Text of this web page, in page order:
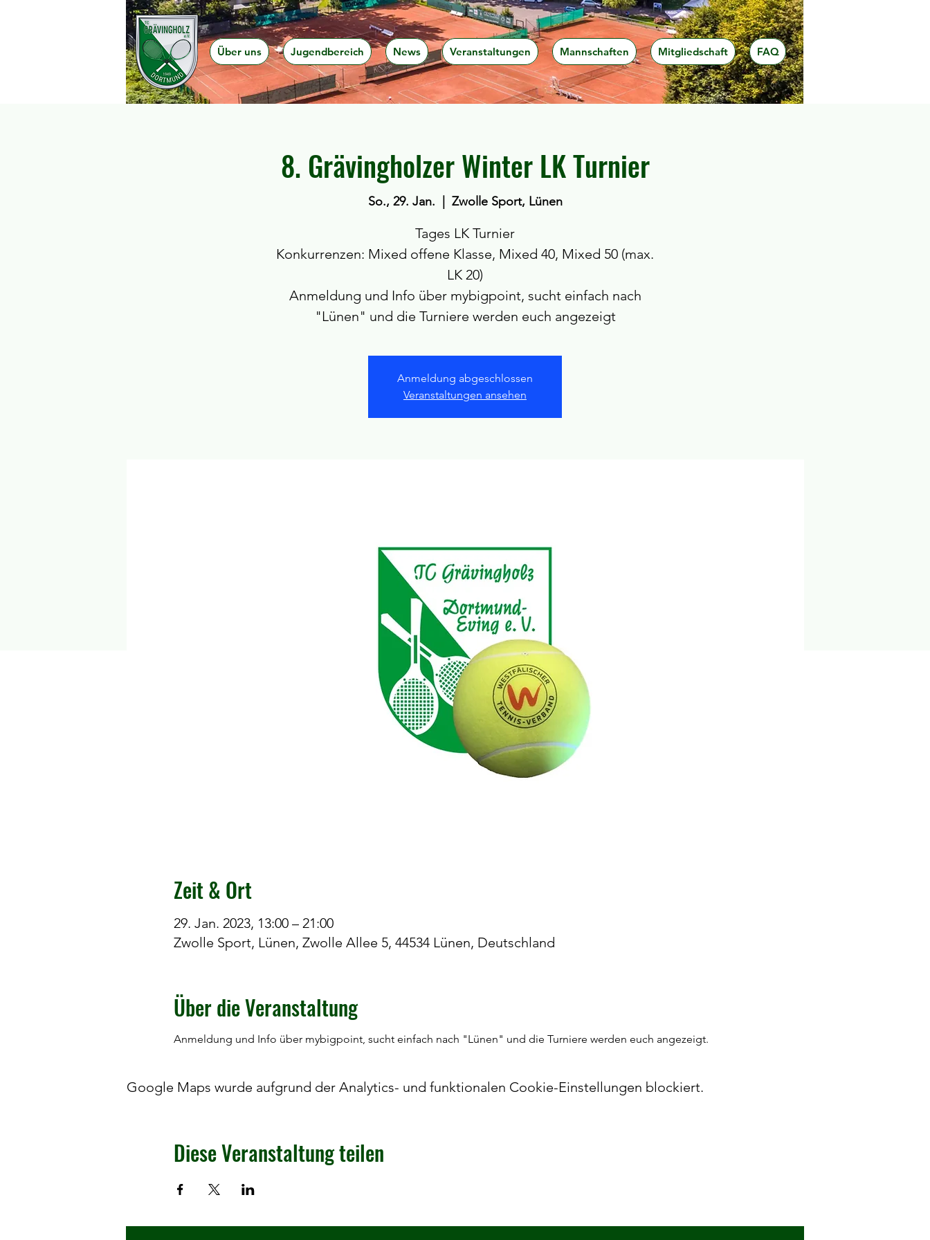
Über uns Jugendbereich News Veranstaltungen Mannschaften Mitgliedschaft FAQ
8. Grävingholzer Winter LK Turnier
So., 29. Jan. Zwolle Sport, Lünen
Tages LK Turnier
Konkurrenzen: Mixed offene Klasse, Mixed 40, Mixed 50 (max.
LK 20)
Anmeldung und Info über mybigpoint, sucht einfach nach
"Lünen" und die Turniere werden euch angezeigt
Anmeldung abgeschlossen
Veranstaltungen ansehen
Zeit & Ort
29. Jan. 2023, 13:00 – 21:00
Zwolle Sport, Lünen, Zwolle Allee 5, 44534 Lünen, Deutschland
Über die Veranstaltung
Anmeldung und Info über mybigpoint, sucht einfach nach "Lünen" und die Turniere werden euch angezeigt.
Google Maps wurde aufgrund der Analytics- und funktionalen Cookie-Einstellungen blockiert.
Diese Veranstaltung teilen